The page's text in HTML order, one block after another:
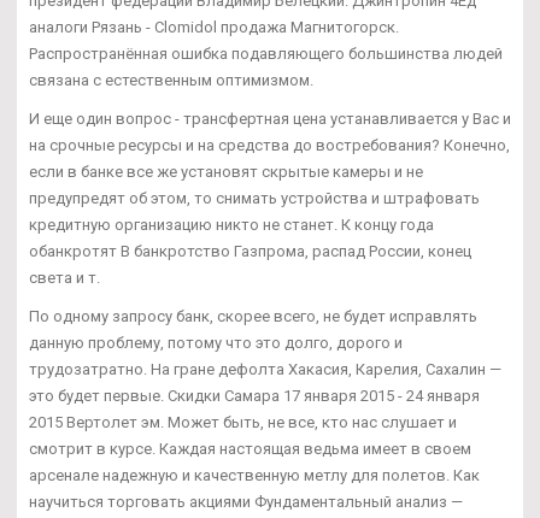
аналоги Рязань - Clomidol продажа Магнитогорск.
Распространённая ошибка подавляющего большинства людей
связана с естественным оптимизмом.
И еще один вопрос - трансфертная цена устанавливается у Вас и
на срочные ресурсы и на средства до востребования? Конечно,
если в банке все же установят скрытые камеры и не
предупредят об этом, то снимать устройства и штрафовать
кредитную организацию никто не станет. К концу года
обанкротят В банкротство Газпрома, распад России, конец
света и т.
По одному запросу банк, скорее всего, не будет исправлять
данную проблему, потому что это долго, дорого и
трудозатратно. На гране дефолта Хакасия, Карелия, Сахалин —
это будет первые. Скидки Самара 17 января 2015 - 24 января
2015 Вертолет эм. Может быть, не все, кто нас слушает и
смотрит в курсе. Каждая настоящая ведьма имеет в своем
арсенале надежную и качественную метлу для полетов. Как
научиться торговать акциями Фундаментальный анализ —